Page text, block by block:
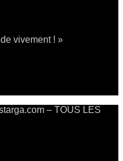
vivement ! »
– TOUS LES